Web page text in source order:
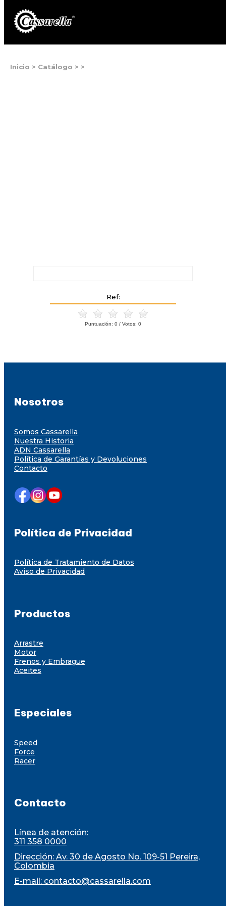
Inicio > Catálogo > >
Ref:
Puntuación: 0 / Votos: 0
Nosotros
Somos Cassarella
Nuestra Historia
ADN Cassarella
Política de Garantías y Devoluciones
Contacto
Política de Privacidad
Política de Tratamiento de Datos
Aviso de Privacidad
Productos
Arrastre
Motor
Frenos y Embrague
Aceites
Especiales
Speed
Force
Racer
Contacto
Línea de atención:
311 358 0000
Dirección: Av. 30 de Agosto No. 109-51 Pereira,
Colombia
E-mail: contacto@cassarella.com